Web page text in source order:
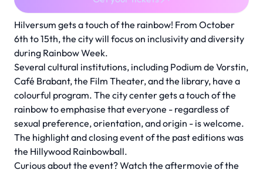
Hilversum gets a touch of the rainbow! From October
6th to 15th, the city will focus on inclusivity and diversity
during Rainbow Week.
Several cultural institutions, including Podium de Vorstin,
Café Brabant, the Film Theater, and the library, have a
colourful program. The city center gets a touch of the
rainbow to emphasise that everyone - regardless of
sexual preference, orientation, and origin - is welcome.
The highlight and closing event of the past editions was
the Hillywood Rainbowball.
Curious about the event? Watch the aftermovie of the